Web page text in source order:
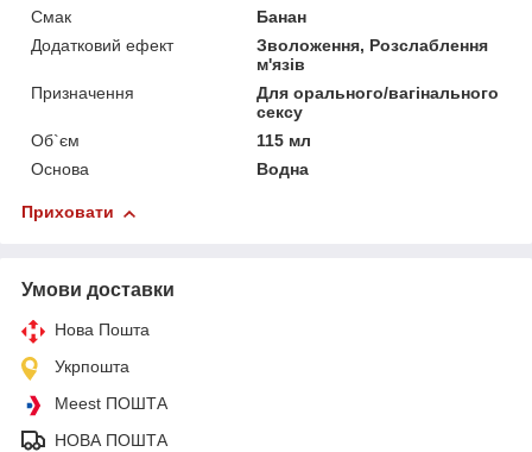
Смак
Банан
Додатковий ефект
Зволоження, Розслаблення
м'язів
Призначення
Для орального/вагінального
сексу
Об`єм
115 мл
Основа
Водна
Приховати
Умови доставки
Нова Пошта
Укрпошта
Meest ПОШТА
НОВА ПОШТА